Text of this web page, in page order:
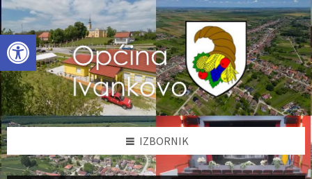
Open toolbar
Skip
to
content
Skip
to
left
sidebar
Skip
to
footer
IZBORNIK